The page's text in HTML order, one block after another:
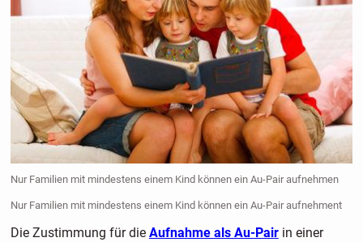
Nur Familien mit mindestens einem Kind können ein Au-Pair aufnehmen
Nur Familien mit mindestens einem Kind können ein Au-Pair aufnehment
Die Zustimmung für die Aufnahme als Au-Pair in einer